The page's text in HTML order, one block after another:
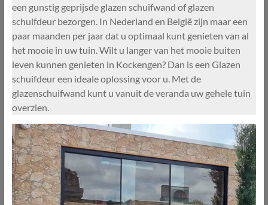
een gunstig geprijsde glazen schuifwand of glazen
schuifdeur bezorgen. In Nederland en België zijn maar een
paar maanden per jaar dat u optimaal kunt genieten van al
het mooie in uw tuin. Wilt u langer van het mooie buiten
leven kunnen genieten in Kockengen? Dan is een Glazen
schuifdeur een ideale oplossing voor u. Met de
glazenschuifwand kunt u vanuit de veranda uw gehele tuin
overzien.